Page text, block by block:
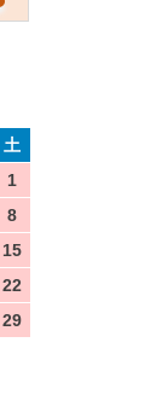
土
1
8
15
22
29